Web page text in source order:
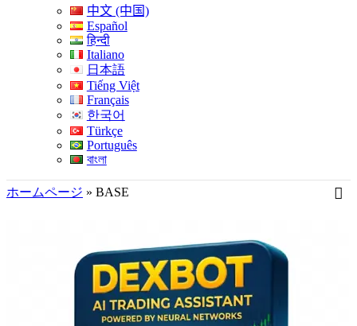
中文 (中国)
Español
हिन्दी
Italiano
日本語
Tiếng Việt
Français
한국어
Türkçe
Português
বাংলা
ホームページ » BASE